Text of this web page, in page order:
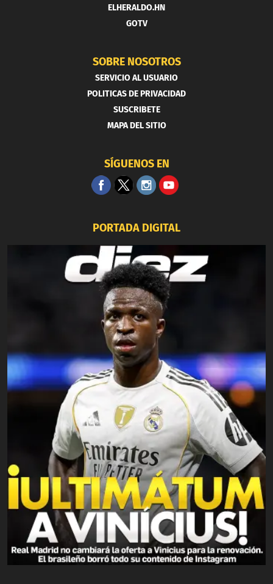
ELHERALDO.HN
GOTV
SOBRE NOSOTROS
SERVICIO AL USUARIO
POLITICAS DE PRIVACIDAD
SUSCRIBETE
MAPA DEL SITIO
SÍGUENOS EN
PORTADA DIGITAL